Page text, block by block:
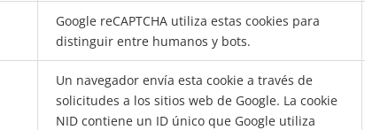
Google reCAPTCHA utiliza estas cookies para
distinguir entre humanos y bots.
Un navegador envía esta cookie a través de
solicitudes a los sitios web de Google. La cookie
NID contiene un ID único que Google utiliza